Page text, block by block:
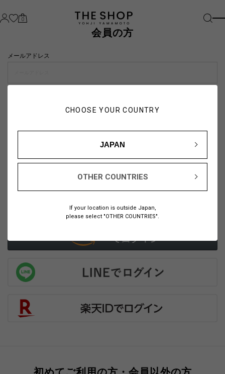
CHOOSE YOUR COUNTRY
JAPAN
OTHER COUNTRIES
If your location is outside Japan,
please select "OTHER COUNTRIES".
0
会員の方
メールアドレス
こちら
または